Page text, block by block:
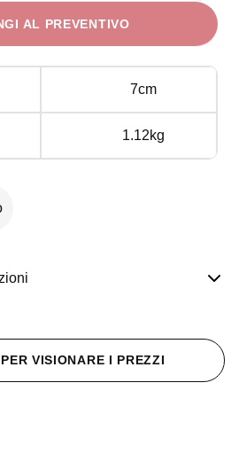
quantità
AL PREVENTIVO
7cm
1.12kg
VISIONARE I PREZZI